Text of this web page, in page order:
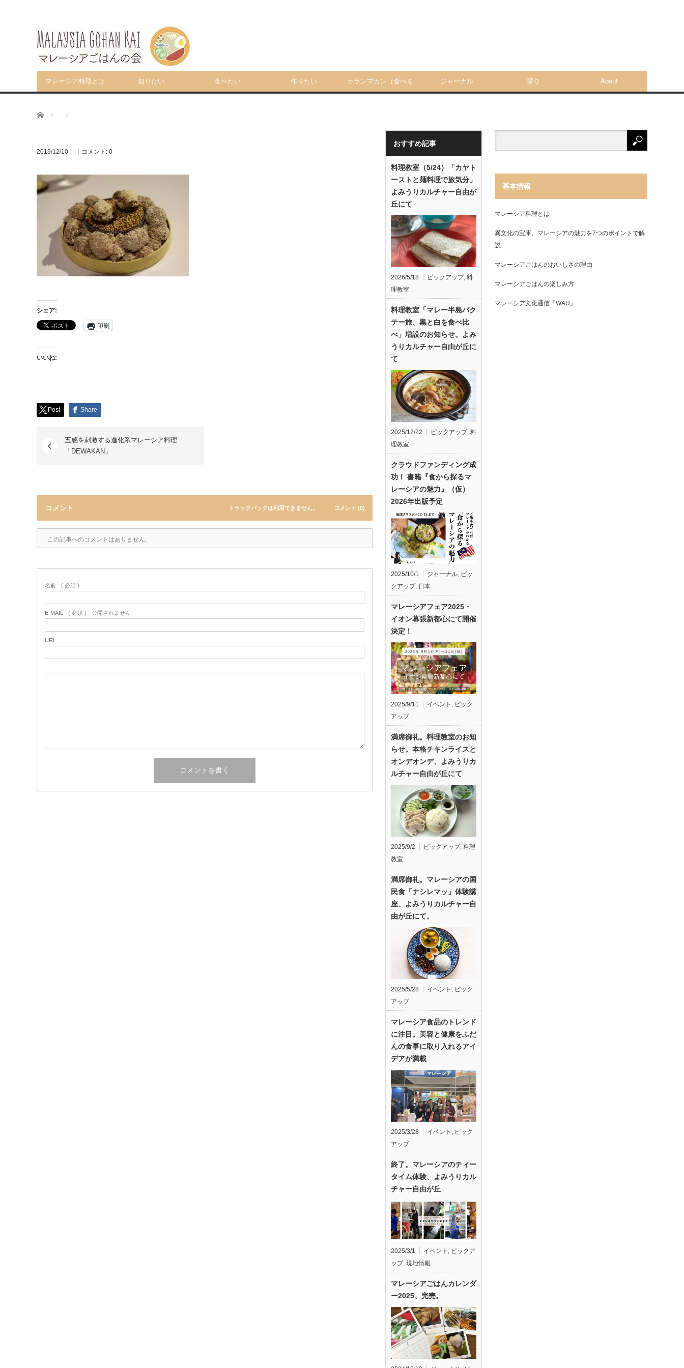
マレーシア料理とは 知りたい 食べたい 作りたい オランマカン（食べる ジャーナル 探Ｑ About
ホーム
2019/12/10 コメント: 0
シェア:
印刷
いいね:
Post Share
五感を刺激する進化系マレーシア料理
「DEWAKAN」
コメント トラックバックは利用できません。 コメント (0)
この記事へのコメントはありません。
名前 ( 必須 )
E-MAIL ( 必須 ) - 公開されません -
URL
おすすめ記事
料理教室（5/24）「カヤト
ーストと麺料理で旅気分」
よみうりカルチャー自由が
丘にて
2026/5/18 ピックアップ, 料
理教室
料理教室「マレー半島バク
テー旅、黒と白を食べ比
べ」増設のお知らせ。よみ
うりカルチャー自由が丘に
て
2025/12/22 ピックアップ, 料
理教室
クラウドファンディング成
功！ 書籍『食から探るマ
レーシアの魅力』（仮）
2026年出版予定
2025/10/1 ジャーナル, ピッ
クアップ, 日本
マレーシアフェア2025・
イオン幕張新都心にて開催
決定！
2025/9/11 イベント , ピック
アップ
満席御礼。料理教室のお知
らせ。本格チキンライスと
オンデオンデ、よみうりカ
ルチャー自由が丘にて
2025/9/2 ピックアップ, 料理
教室
満席御礼。マレーシアの国
民食「ナシレマッ」体験講
座、よみうりカルチャー自
由が丘にて。
2025/5/28 イベント , ピック
アップ
マレーシア食品のトレンド
に注目。美容と健康をふだ
んの食事に取り入れるアイ
デアが満載
2025/3/28 イベント
ピック
アップ
終了。マレーシアのティー
タイム体験、よみうりカル
チャー自由が丘
2025/3/1 イベント , ピックア
ップ, 現地情報
マレーシアごはんカレンダ
ー2025、完売。
基本情報
マレーシア料理とは
異文化の宝庫、マレーシアの魅力を7つのポイントで解
説
マレーシアごはんのおいしさの理由
マレーシアごはんの楽しみ方
マレーシア文化通信『WAU』